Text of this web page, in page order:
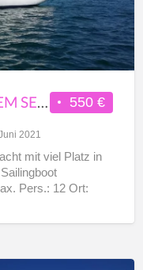
550 €
BOOTSAUSFLUG AUF EINEM SEGELBOOT IN PTO. POLLENCA 12PAX
2021
mit viel Platz in
Pers.: 12 Ort: